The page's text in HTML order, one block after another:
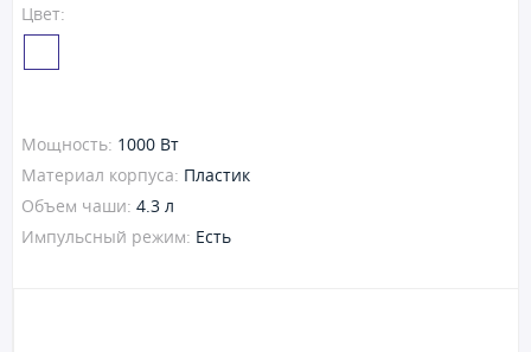
Цвет:
Мощность: 1000 Вт
Материал корпуса: Пластик
Объем чаши: 4.3 л
Импульсный режим: Есть